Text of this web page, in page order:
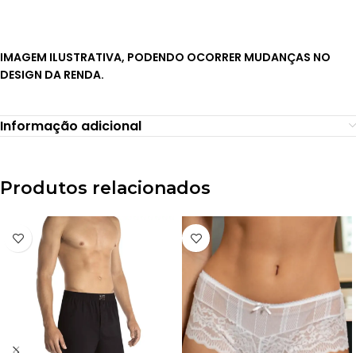
IMAGEM ILUSTRATIVA, PODENDO OCORRER MUDANÇAS NO
DESIGN DA RENDA.
Informação adicional
Produtos relacionados